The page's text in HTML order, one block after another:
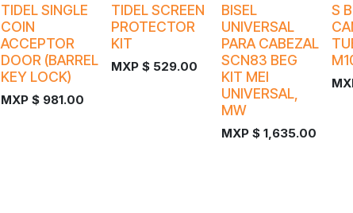
¡Nuevo!
TIDEL SINGLE
COIN
ACCEPTOR
DOOR (BARREL
KEY LOCK)
MXP $ 981.00
¡Nuevo!
TIDEL SCREEN
PROTECTOR
KIT
MXP $ 529.00
BISEL
UNIVERSAL
PARA CABEZAL
SCN83 BEG
KIT MEI
UNIVERSAL,
MW
MXP $ 1,635.00
S